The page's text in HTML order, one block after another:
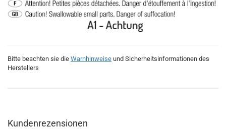
Bitte beachten sie die Warnhinweise und Sicherheitsinformationen des
Herstellers
Kundenrezensionen